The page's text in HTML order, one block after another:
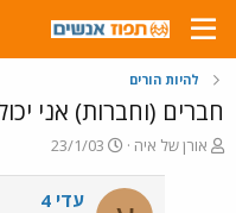
להיות הורים
חברים (וחברות) אני
פ
אורן של איה
פ
ס
23/1/03
עדי 4